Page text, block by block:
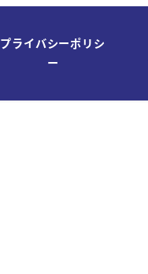
プライバシーポリシ
ー